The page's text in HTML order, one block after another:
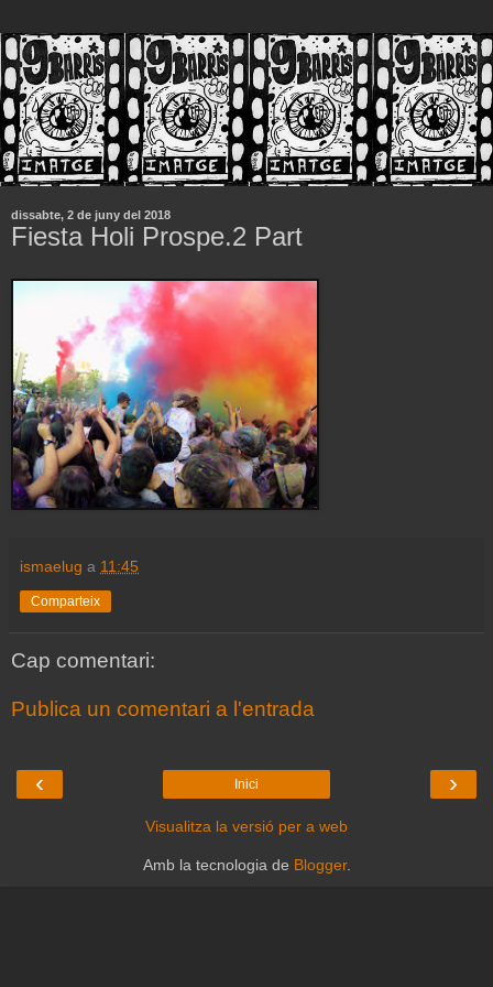
dissabte, 2 de juny del 2018
Fiesta Holi Prospe.2 Part
ismaelug a 11:45
Comparteix
Cap comentari:
Publica un comentari a l'entrada
‹ ›
Inici
Visualitza la versió per a web
Amb la tecnologia de Blogger.